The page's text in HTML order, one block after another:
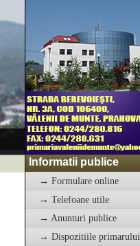
Informatii publice
→ Formulare online
→ Telefoane utile
→ Anunturi publice
→ Dispozitiile primarului